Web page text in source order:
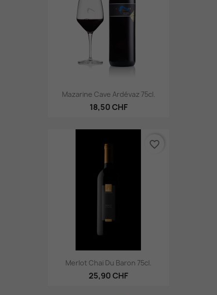
Mazarine Cave Ardévaz 75cl.
18,50 CHF
Merlot Chai Du Baron 75cl.
25,90 CHF
favorite_border